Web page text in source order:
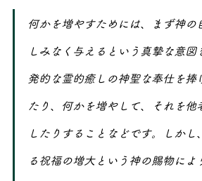
何かを増やすためには、まず神
しみなく与えるという真摯な意
発的な霊的癒しの神聖な奉仕を
たり、何かを増やして、それを
したりすることなどです。しか
る祝福の増大という神の賜物に